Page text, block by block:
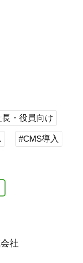
長・役員向け
#CMS導入
社